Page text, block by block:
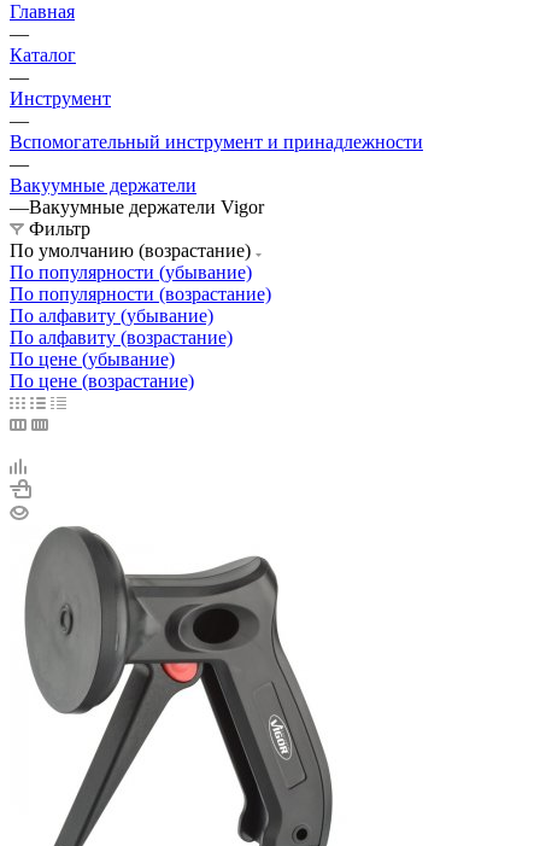
Главная
—
Каталог
—
Инструмент
—
Вспомогательный инструмент и принадлежности
—
Вакуумные держатели
—Вакуумные держатели Vigor
Фильтр
По умолчанию (возрастание)
По популярности (убывание)
По популярности (возрастание)
По алфавиту (убывание)
По алфавиту (возрастание)
По цене (убывание)
По цене (возрастание)